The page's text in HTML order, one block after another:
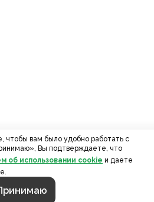
чтобы вам было удобно работать с
Вы подтверждаете, что
об использовании cookie и даете